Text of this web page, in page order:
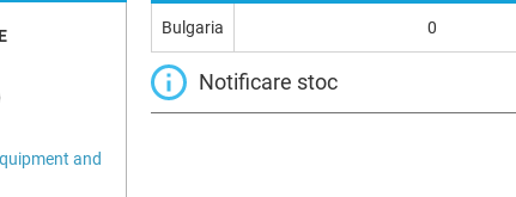
and
Bulgaria 0
Notificare stoc